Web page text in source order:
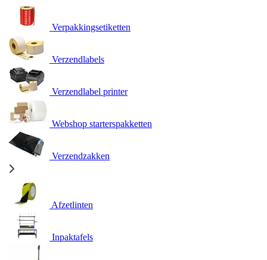
Verpakkingsetiketten
Verzendlabels
Verzendlabel printer
Webshop starterspakketten
Verzendzakken
Afzetlinten
Inpaktafels